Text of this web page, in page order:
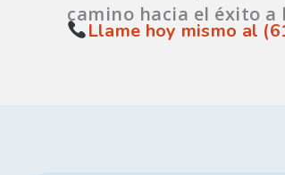
camino hacia el éxito a
Llame hoy mismo al